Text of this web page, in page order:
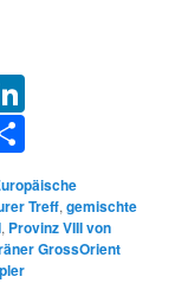
Treff,gemischte
, Provinz VIII von
GrossOrient